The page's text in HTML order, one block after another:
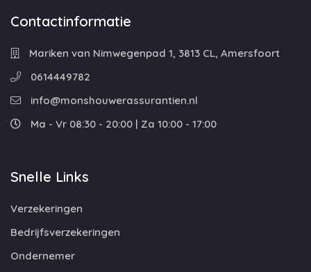
Contactinformatie
Mariken van Nimwegenpad 1, 3813 CL, Amersfoort
0614449782
info@monshouwerassurantien.nl
Ma - Vr 08:30 - 20:00 | Za 10:00 - 17:00
Snelle Links
Verzekeringen
Bedrijfsverzekeringen
Ondernemer